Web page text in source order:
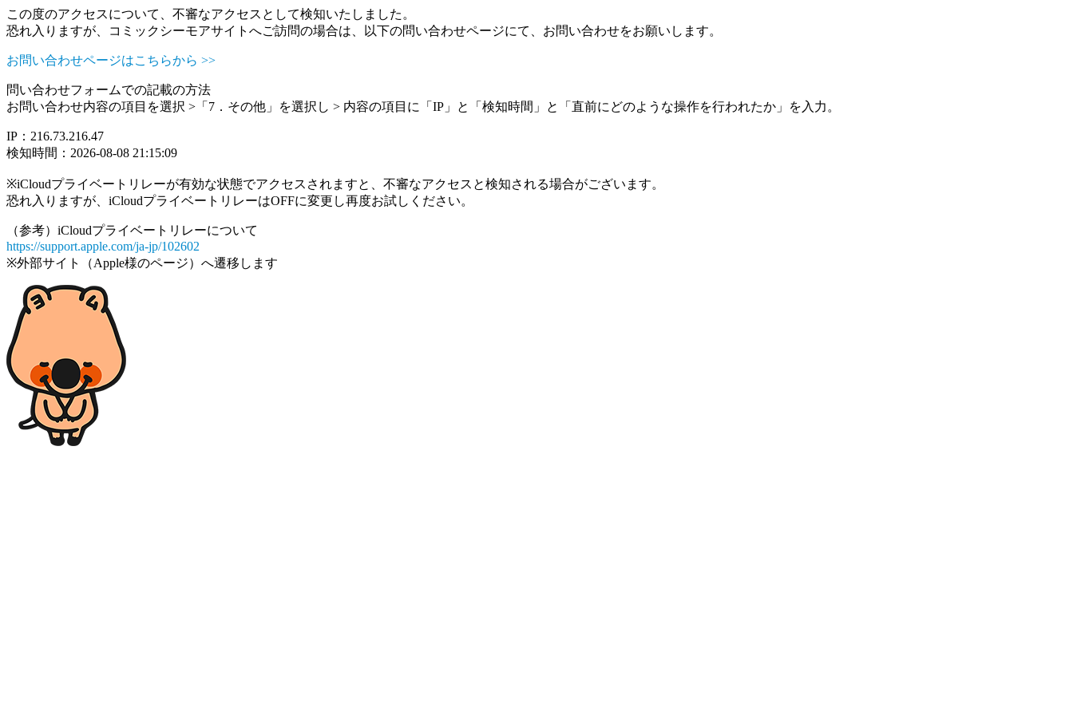
この度のアクセスについて、不審なアクセスとして検知いたしました。
恐れ入りますが、コミックシーモアサイトへご訪問の場合は、以下の問い合わせページにて、お問い合わせをお願いします。
お問い合わせページはこちらから >>
問い合わせフォームでの記載の方法
お問い合わせ内容の項目を選択 >「7．その他」を選択し > 内容の項目に「IP」と「検知時間」と「直前にどのような操作を行われたか」を入力。
IP：216.73.216.47
検知時間：2026-08-08 21:15:09
※iCloudプライベートリレーが有効な状態でアクセスされますと、不審なアクセスと検知される場合がございます。
恐れ入りますが、iCloudプライベートリレーはOFFに変更し再度お試しください。
（参考）iCloudプライベートリレーについて
https://support.apple.com/ja-jp/102602
※外部サイト（Apple様のページ）へ遷移します